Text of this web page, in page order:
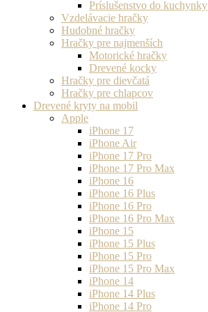
Príslušenstvo do kuchynky
Vzdelávacie hračky
Hudobné hračky
Hračky pre najmenších
Motorické hračky
Drevené kocky
Hračky pre dievčatá
Hračky pre chlapcov
Drevené kryty na mobil
Apple
iPhone 17
iPhone Air
iPhone 17 Pro
iPhone 17 Pro Max
iPhone 16
iPhone 16 Plus
iPhone 16 Pro
iPhone 16 Pro Max
iPhone 15
iPhone 15 Plus
iPhone 15 Pro
iPhone 15 Pro Max
iPhone 14
iPhone 14 Plus
iPhone 14 Pro